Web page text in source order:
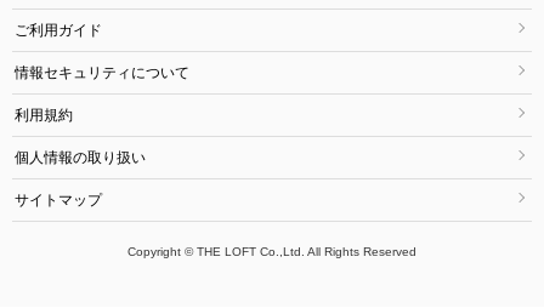
ご利用ガイド
情報セキュリティについて
利用規約
個人情報の取り扱い
サイトマップ
Copyright © THE LOFT Co.,Ltd. All Rights Reserved